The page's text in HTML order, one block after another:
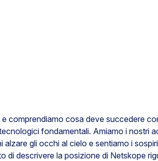
comprendiamo cosa deve succedere
fondamentali. Amiamo i nostri
gli occhi al cielo e sentiamo i
di descrivere la posizione di Netskope